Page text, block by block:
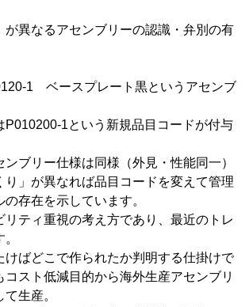
が異なるアセンブリーの認識・弁別の有
1 ベースプレート黒というアセンブ
P010200-1という新規品目コードが付与
ンブリー仕様は同様（外見・性能同一）
り」が異なれば品目コードを変えて管理
存在を示しています。
リティ重視の考え方であり、最近のトレ
けばどこで作られたか判明する仕掛けで
コスト低減目的から海外生産アセンブリ
生産。